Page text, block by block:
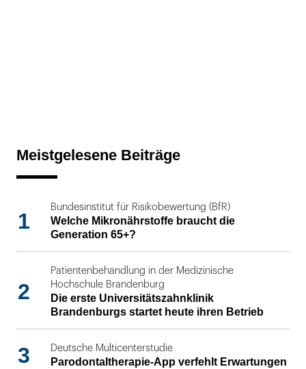
Meistgelesene Beiträge
1
Bundesinstitut für Risikobewertung (BfR)
Welche Mikronährstoffe braucht die
Generation 65+?
2
Patientenbehandlung in der Medizinische
Hochschule Brandenburg
Die erste Universitätszahnklinik
Brandenburgs startet heute ihren Betrieb
3 Deutsche Multicenterstudie
Parodontaltherapie-App verfehlt Erwartungen